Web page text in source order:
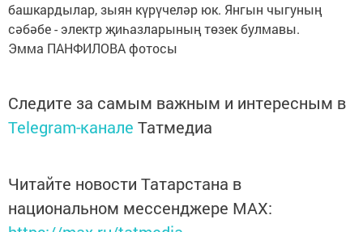
башкардылар, зыян күрүчеләр юк. Янгын чыгуның
сәбәбе - электр җиһазларының төзек булмавы.
Эмма ПАНФИЛОВА фотосы
Следите за самым важным и интересным в
Telegram-канале Татмедиа
Читайте новости Татарстана в
национальном мессенджере MАХ: